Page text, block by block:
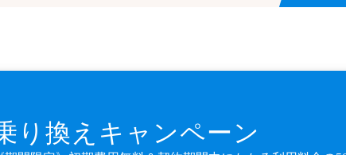
り換えキャンペーン